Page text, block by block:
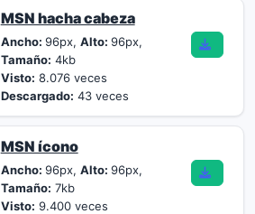
MSN hacha cabeza
Ancho: 96px, Alto: 96px,
Tamaño: 4kb
Visto: 8.076 veces
Descargado: 43 veces
MSN ícono
Ancho: 96px, Alto: 96px,
Tamaño: 7kb
Visto: 9.400 veces